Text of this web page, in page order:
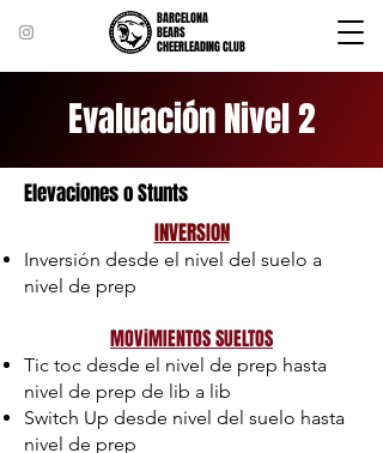
BARCELONA
BEARS
CHEERLEADING CLUB
Evaluación Nivel 2
Elevaciones o Stunts
INVERSION
Inversión desde el nivel del suelo a
nivel de prep
MOViMIENTOS SUELTOS
Tic toc desde el nivel de prep hasta
nivel de prep de lib a lib
Switch Up desde nivel del suelo hasta
nivel de prep